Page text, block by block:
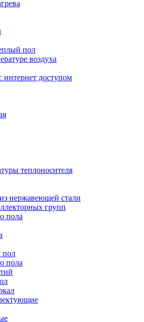
пол
воздуха
интернет доступом
теплоносителя
нержавеющей стали
групп
пола
пол
пола